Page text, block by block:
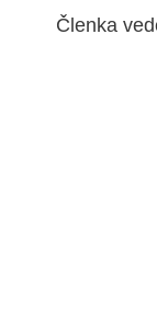
Členka